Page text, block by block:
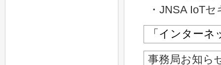
・JNSA IoT
「インター
事務局お知ら